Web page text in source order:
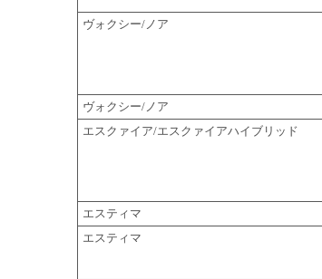
ヴォクシー/ノア
ヴォクシー/ノア
エスクァイア/エスクァイアハイブリッド
エスティマ
エスティマ